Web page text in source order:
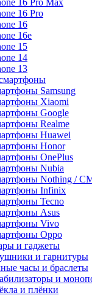
16 Pro Max
16 Pro
16
16e
15
14
13
Samsung
Xiaomi
Google
Realme
Huawei
Honor
OnePlus
Nubia
Nothing /
Infinix
Tecno
Asus
Vivo
Oppo
и гаджеты
и гарнитуры
часы и браслеты
и
и плёнки